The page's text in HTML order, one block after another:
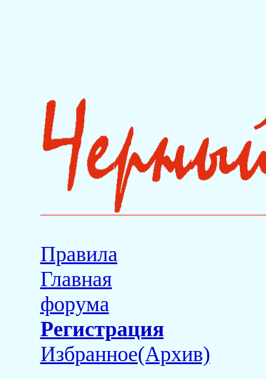
Правила
Главная
форума
Регистрация
Избранное(Архив)